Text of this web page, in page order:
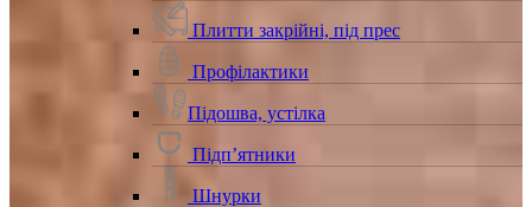
Плитти закрійні, під прес
Профілактики
Підошва, устілка
Підп’ятники
Шнурки